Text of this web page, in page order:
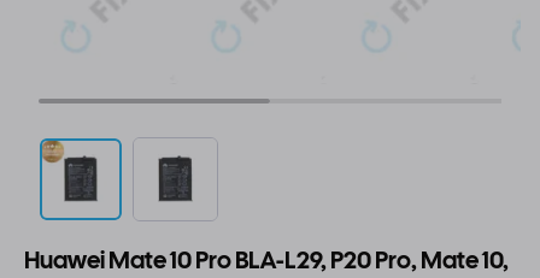
Huawei Mate 10 Pro BLA-L29, P20 Pro, Mate 10,